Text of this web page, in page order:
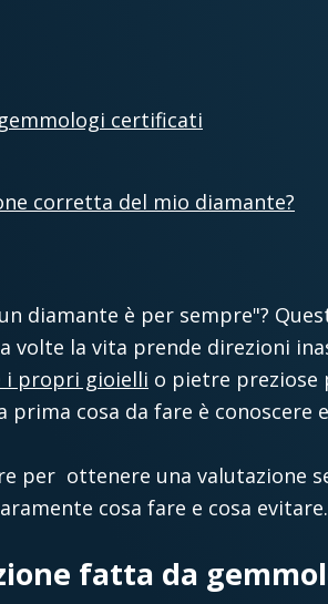
certificati
corretta del mio diamante?
diamante è per sempre"?
volte la vita prende direzioni
i propri gioielli o pietre preziose
prima cosa da fare è
per ottenere una valutazione
cosa fare e cosa evitare.
fatta da